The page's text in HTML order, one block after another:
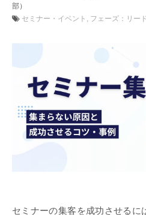
部）
セミナー・イベント
フェーズ：リー
セミナーの集客を成功させるに